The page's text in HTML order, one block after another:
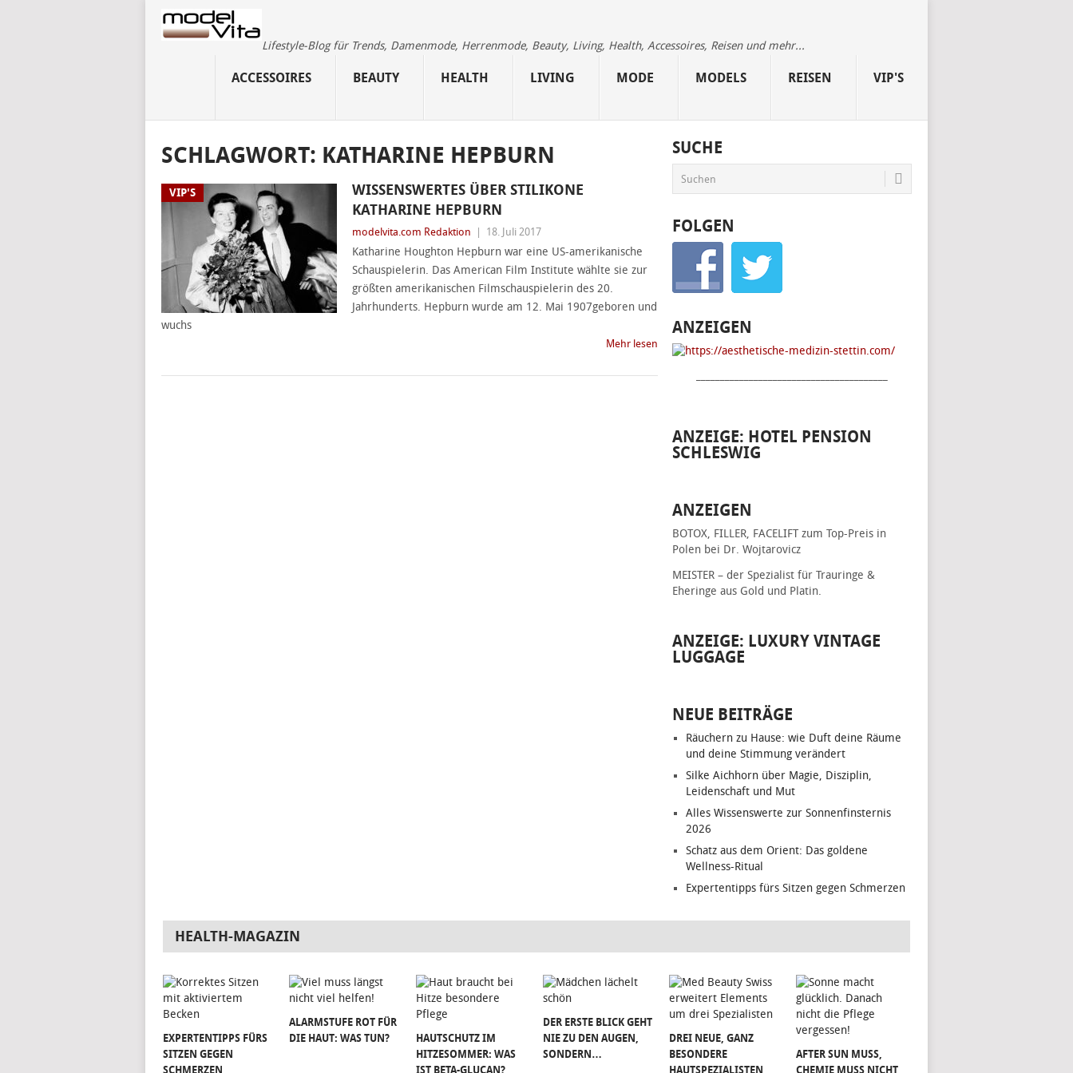
Lifestyle-Blog für Trends, Damenmode, Herrenmode, Beauty, Living, Health, Accessoires, Reisen und mehr...
ACCESSOIRES BEAUTY HEALTH LIVING MODE MODELS REISEN VIP'S
SCHLAGWORT: KATHARINE HEPBURN
VIP'S
WISSENSWERTES ÜBER STILIKONE
KATHARINE HEPBURN
modelvita.com Redaktion 18. Juli 2017
Katharine Houghton Hepburn war eine US-amerikanische
Schauspielerin. Das American Film Institute wählte sie zur
größten amerikanischen Filmschauspielerin des 20.
Jahrhunderts. Hepburn wurde am 12. Mai 1907geboren und
wuchs
Mehr lesen
SUCHE
FOLGEN
ANZEIGEN
ANZEIGE: HOTEL PENSION
SCHLESWIG
ANZEIGEN
BOTOX, FILLER, FACELIFT zum Top-Preis in
Polen bei Dr. Wojtarovicz
MEISTER – der Spezialist für Trauringe &
Eheringe aus Gold und Platin.
ANZEIGE: LUXURY VINTAGE
LUGGAGE
NEUE BEITRÄGE
Räuchern zu Hause: wie Duft deine Räume
und deine Stimmung verändert
Silke Aichhorn über Magie, Disziplin,
Leidenschaft und Mut
Alles Wissenswerte zur Sonnenfinsternis
2026
Schatz aus dem Orient: Das goldene
Wellness-Ritual
Expertentipps fürs Sitzen gegen Schmerzen
HEALTH-MAGAZIN
EXPERTENTIPPS FÜRS
SITZEN GEGEN
SCHMERZEN
ALARMSTUFE ROT FÜR
DIE HAUT: WAS TUN?
HAUTSCHUTZ IM
HITZESOMMER: WAS
IST BETA-GLUCAN?
DER ERSTE BLICK GEHT
NIE ZU DEN AUGEN,
SONDERN…
DREI NEUE, GANZ
BESONDERE
HAUTSPEZIALISTEN
AFTER SUN MUSS,
CHEMIE MUSS NICHT